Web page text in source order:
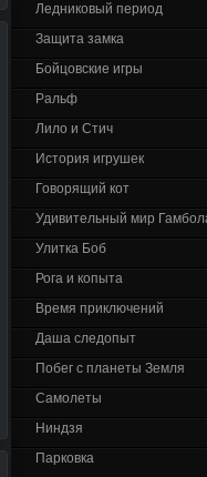
Ледниковый период
Защита замка
Бойцовские игры
Ральф
Лило и Стич
История игрушек
Говорящий кот
Удивительный мир
Улитка Боб
Рога и копыта
Время приключений
Даша следопыт
Побег с планеты Земля
Самолеты
Ниндзя
Парковка